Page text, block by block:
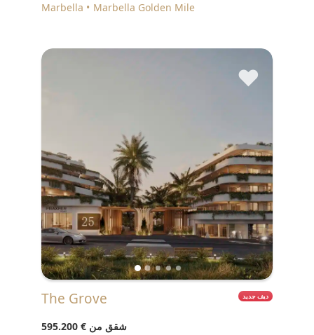
Marbella
Marbella Golden Mile
♥
ديف جديد The Grove
شقق من € 595.200